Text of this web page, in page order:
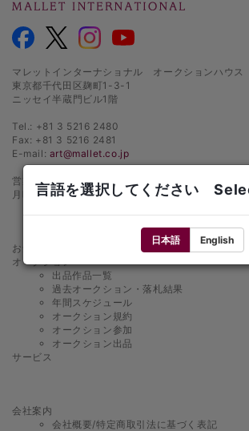
マレットインターナショナル オークションハウス
東京都千代田区麹町1-3-1
ニッセイ半蔵門ビル1階
Tel.: +81 3 5216 2480
Fax: +81 3 5216 2481
E-mail: art@mallet.co.jp
営業時間
月曜日〜金曜日 10：00〜18：00
お知らせ
オークション
出品作品一覧
過去オークション・落札結果
年間スケジュール
オークション規約
オークション参加
オークション出品
サービス
会社案内
会社概要/特定商取引法に基づく表記
言語を選択してください
日本語 English